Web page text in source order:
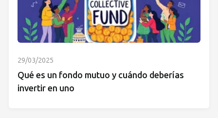
29/03/2025
Qué es un fondo mutuo y cuándo deberías
invertir en uno